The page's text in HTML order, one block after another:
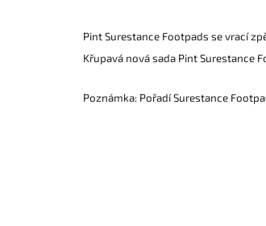
Pint Surestance Footpads se vrací
Křupavá nová sada Pint Surestance
Poznámka: Pořadí Surestance